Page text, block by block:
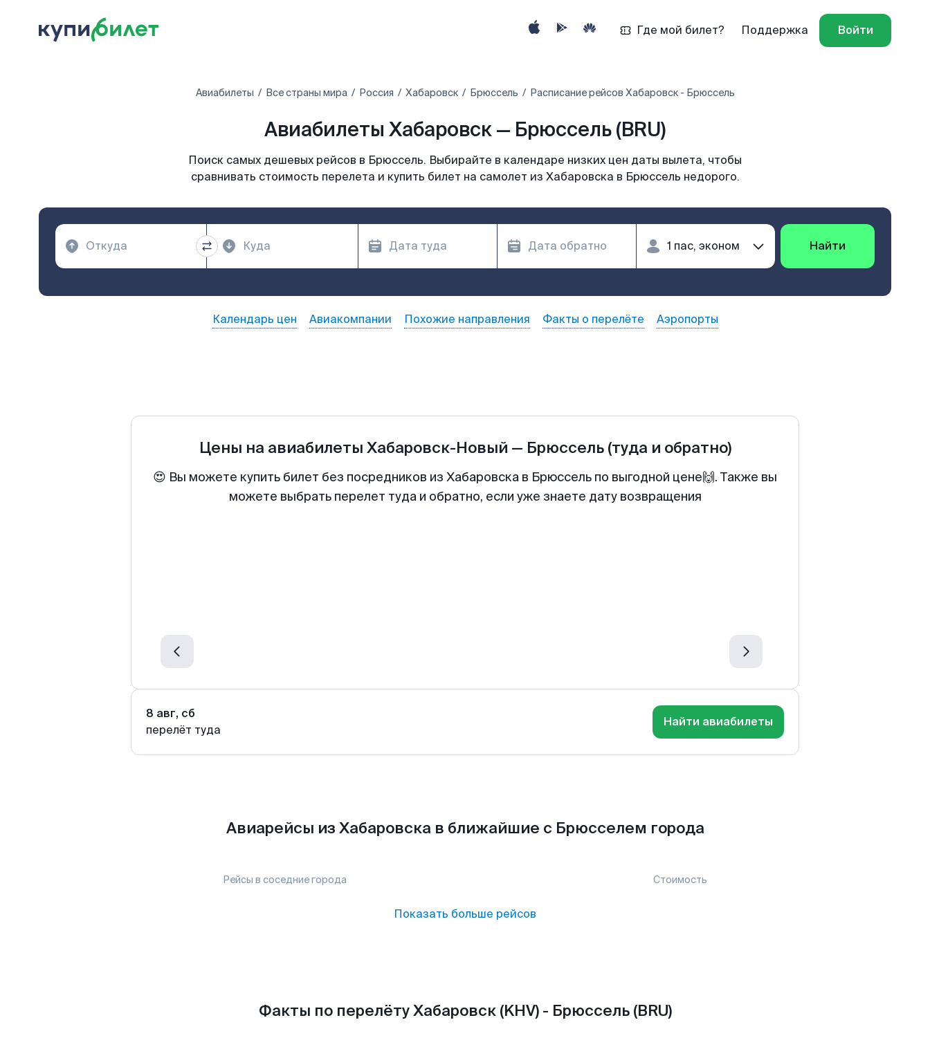
Где мой билет? Поддержка Войти
Авиабилеты Все страны мира Россия Хабаровск Брюссель Расписание рейсов Хабаровск - Брюссель
Авиабилеты Хабаровск — Брюссель (BRU)
Поиск самых дешевых рейсов в Брюссель. Выбирайте в календаре низких цен даты вылета, чтобы
сравнивать стоимость перелета и купить билет на самолет из Хабаровска в Брюссель недорого.
Найти
Календарь цен Авиакомпании Похожие направления Факты о перелёте Аэропорты
Цены на авиабилеты Хабаровск-Новый — Брюссель (туда и обратно)
😍 Вы можете купить билет без посредников из Хабаровска в Брюссель по выгодной цене🙌. Также вы
можете выбрать перелет туда и обратно, если уже знаете дату возвращения
8 авг, сб
перелёт туда
Найти авиабилеты
Авиарейсы из Хабаровска в ближайшие с Брюсселем города
Рейсы в соседние города Стоимость
Показать больше рейсов
Факты по перелёту Хабаровск (KHV) - Брюссель (BRU)